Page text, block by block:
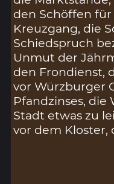
den Schöffen
Kreuzgang, die
Schiedspruch
Unmut der
den Frondienst,
vor Würzburger
Pfandzinses, die
Stadt etwas zu
vor dem Kloster,